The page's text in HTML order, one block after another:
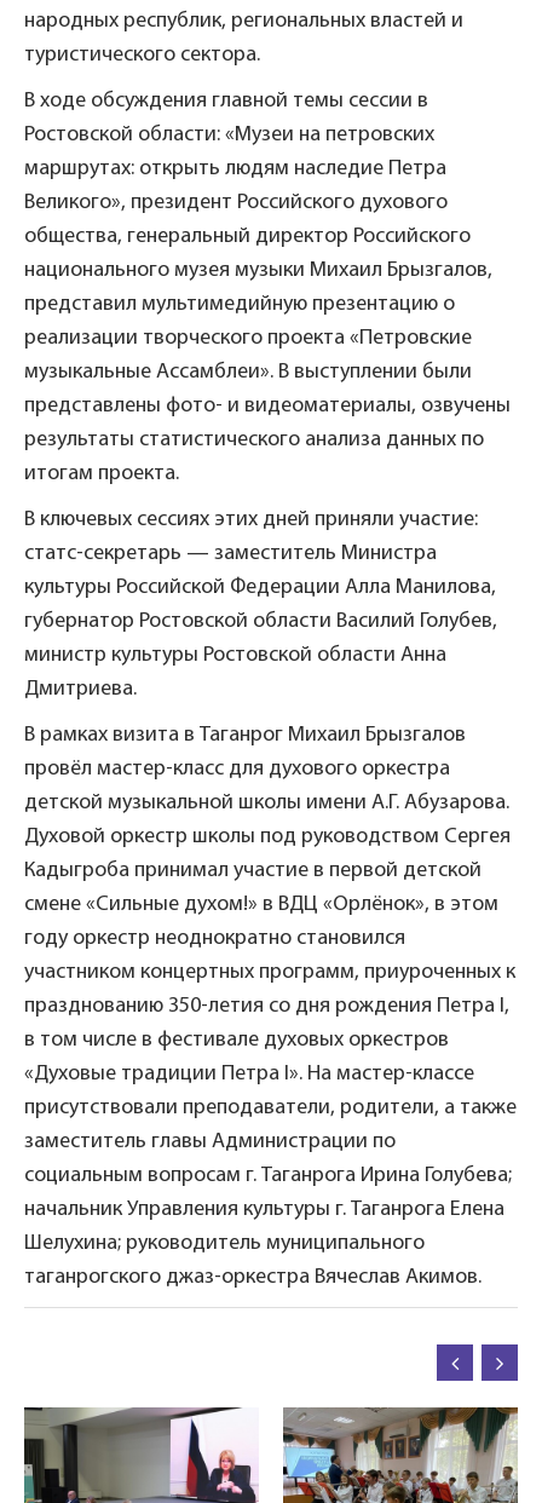
народных республик, региональных властей и
туристического сектора.
В ходе обсуждения главной темы сессии в
Ростовской области: «Музеи на петровских
маршрутах: открыть людям наследие Петра
Великого», президент Российского духового
общества, генеральный директор Российского
национального музея музыки Михаил Брызгалов,
представил мультимедийную презентацию о
реализации творческого проекта «Петровские
музыкальные Ассамблеи». В выступлении были
представлены фото- и видеоматериалы, озвучены
результаты статистического анализа данных по
итогам проекта.
В ключевых сессиях этих дней приняли участие:
статс-секретарь — заместитель Министра
культуры Российской Федерации Алла Манилова,
губернатор Ростовской области Василий Голубев,
министр культуры Ростовской области Анна
Дмитриева.
В рамках визита в Таганрог Михаил Брызгалов
провёл мастер-класс для духового оркестра
детской музыкальной школы имени А.Г. Абузарова.
Духовой оркестр школы под руководством Сергея
Кадыгроба принимал участие в первой детской
смене «Сильные духом!» в ВДЦ «Орлёнок», в этом
году оркестр неоднократно становился
участником концертных программ, приуроченных к
празднованию 350-летия со дня рождения Петра I,
в том числе в фестивале духовых оркестров
«Духовые традиции Петра I». На мастер-классе
присутствовали преподаватели, родители, а также
заместитель главы Администрации по
социальным вопросам г. Таганрога Ирина Голубева;
начальник Управления культуры г. Таганрога Елена
Шелухина; руководитель муниципального
таганрогского джаз-оркестра Вячеслав Акимов.